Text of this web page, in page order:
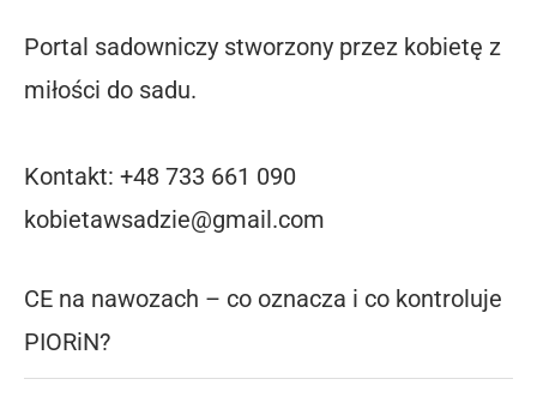
Portal sadowniczy stworzony przez kobietę z
miłości do sadu.
Kontakt: +48 733 661 090
kobietawsadzie@gmail.com
CE na nawozach – co oznacza i co kontroluje
PIORiN?